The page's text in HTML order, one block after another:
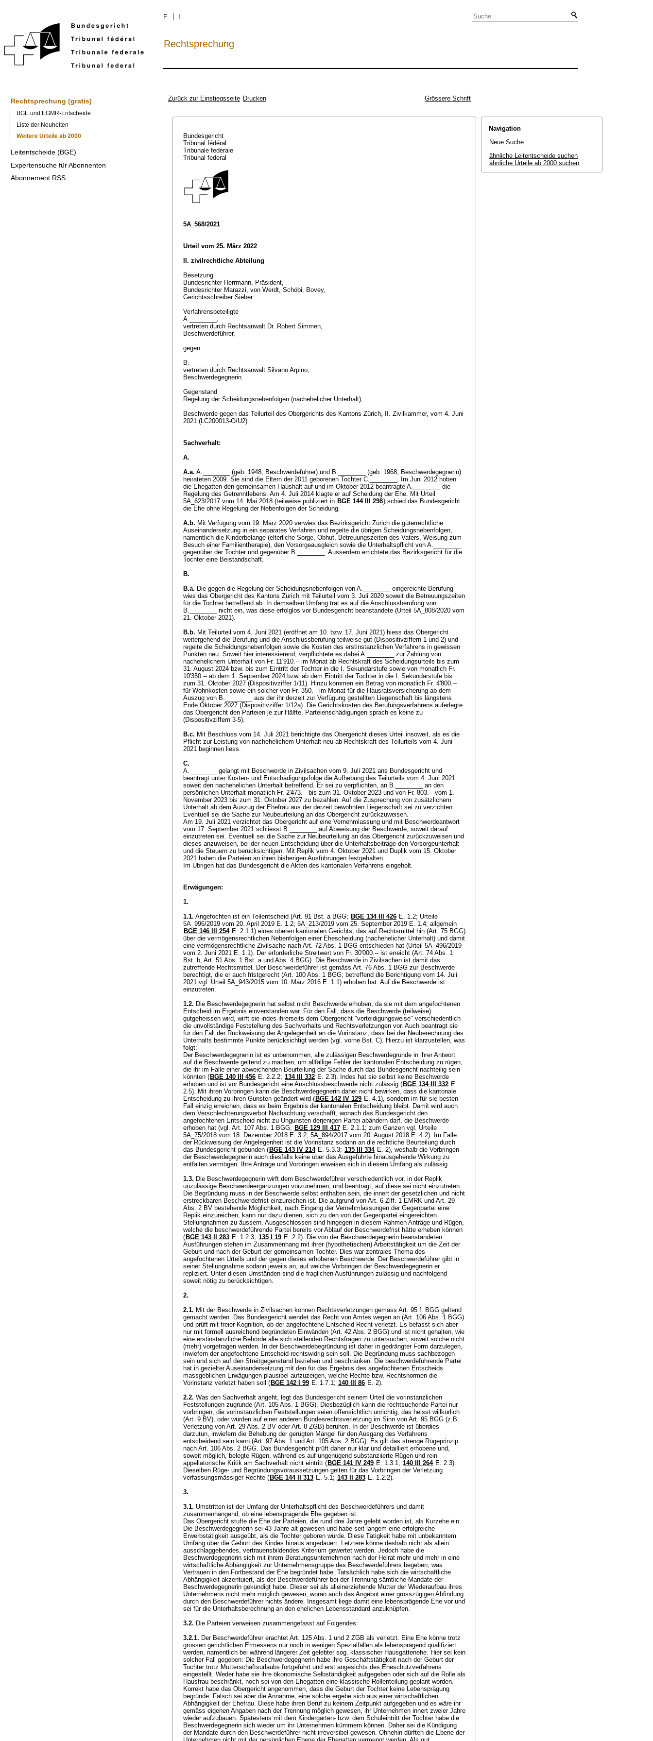
F
Rechtsprechung
Rechtsprechung (gratis)
BGE und EGMR-Entscheide
Liste der Neuheiten
Weitere Urteile ab 2000
Leitentscheide (BGE)
Expertensuche für Abonnenten
Abonnement RSS
Zurück zur Einstiegsseite Drucken Grössere Schrift
Bundesgericht
Tribunal fédéral
Tribunale federale
Tribunal federal
5A_568/2021
Urteil vom 25. März 2022
II. zivilrechtliche Abteilung
Besetzung
Bundesrichter Herrmann, Präsident,
Bundesrichter Marazzi, von Werdt, Schöbi, Bovey,
Gerichtsschreiber Sieber.
Verfahrensbeteiligte
A.________,
vertreten durch Rechtsanwalt Dr. Robert Simmen,
Beschwerdeführer,
gegen
B.________,
vertreten durch Rechtsanwalt Silvano Arpino,
Beschwerdegegnerin.
Gegenstand
Regelung der Scheidungsnebenfolgen (nachehelicher Unterhalt),
Beschwerde gegen das Teilurteil des Obergerichts des Kantons Zürich, II. Zivilkammer, vom 4. Juni
2021 (LC200013-O/U2).
Sachverhalt:
A.
A.a. A.________ (geb. 1948; Beschwerdeführer) und B.________ (geb. 1968; Beschwerdegegnerin)
heirateten 2009. Sie sind die Eltern der 2011 geborenen Tochter C.________. Im Juni 2012 hoben
die Ehegatten den gemeinsamen Haushalt auf und im Oktober 2012 beantragte A.________ die
Regelung des Getrenntlebens. Am 4. Juli 2014 klagte er auf Scheidung der Ehe. Mit Urteil
5A_623/2017 vom 14. Mai 2018 (teilweise publiziert in BGE 144 III 298) schied das Bundesgericht
die Ehe ohne Regelung der Nebenfolgen der Scheidung.
A.b. Mit Verfügung vom 19. März 2020 verwies das Bezirksgericht Zürich die güterrechtliche
Auseinandersetzung in ein separates Verfahren und regelte die übrigen Scheidungsnebenfolgen,
namentlich die Kinderbelange (elterliche Sorge, Obhut, Betreuungszeiten des Vaters, Weisung zum
Besuch einer Familientherapie), den Vorsorgeausgleich sowie die Unterhaltspflicht von A.________
gegenüber der Tochter und gegenüber B.________. Ausserdem errichtete das Bezirksgericht für die
Tochter eine Beistandschaft.
B.
B.a. Die gegen die Regelung der Scheidungsnebenfolgen von A.________ eingereichte Berufung
wies das Obergericht des Kantons Zürich mit Teilurteil vom 3. Juli 2020 soweit die Betreuungszeiten
für die Tochter betreffend ab. In demselben Umfang trat es auf die Anschlussberufung von
B.________ nicht ein, was diese erfolglos vor Bundesgericht beanstandete (Urteil 5A_808/2020 vom
21. Oktober 2021).
B.b. Mit Teilurteil vom 4. Juni 2021 (eröffnet am 10. bzw. 17. Juni 2021) hiess das Obergericht
weitergehend die Berufung und die Anschlussberufung teilweise gut (Dispositivziffern 1 und 2) und
regelte die Scheidungsnebenfolgen sowie die Kosten des erstinstanzlichen Verfahrens in gewissen
Punkten neu. Soweit hier interessierend, verpflichtete es dabei A.________ zur Zahlung von
nachehelichem Unterhalt von Fr. 11'910.-- im Monat ab Rechtskraft des Scheidungsurteils bis zum
31. August 2024 bzw. bis zum Eintritt der Tochter in die I. Sekundarstufe sowie von monatlich Fr.
10'350.-- ab dem 1. September 2024 bzw. ab dem Eintritt der Tochter in die I. Sekundarstufe bis
zum 31. Oktober 2027 (Dispositivziffer 1/11). Hinzu kommen ein Betrag von monatlich Fr. 4'800.--
für Wohnkosten sowie ein solcher von Fr. 350.-- im Monat für die Hausratsversicherung ab dem
Auszug von B.________ aus der ihr derzeit zur Verfügung gestellten Liegenschaft bis längstens
Ende Oktober 2027 (Dispositivziffer 1/12a). Die Gerichtskosten des Berufungsverfahrens auferlegte
das Obergericht den Parteien je zur Hälfte, Parteienschädigungen sprach es keine zu
(Dispositivziffern 3-5).
B.c. Mit Beschluss vom 14. Juli 2021 berichtigte das Obergericht dieses Urteil insoweit, als es die
Pflicht zur Leistung von nachehelichem Unterhalt neu ab Rechtskraft des Teilurteils vom 4. Juni
2021 beginnen liess.
C.
A.________ gelangt mit Beschwerde in Zivilsachen vom 9. Juli 2021 ans Bundesgericht und
beantragt unter Kosten- und Entschädigungsfolge die Aufhebung des Teilurteils vom 4. Juni 2021
soweit den nachehelichen Unterhalt betreffend. Er sei zu verpflichten, an B.________ an den
persönlichen Unterhalt monatlich Fr. 2'473.-- bis zum 31. Oktober 2023 und von Fr. 803.-- vom 1.
November 2023 bis zum 31. Oktober 2027 zu bezahlen. Auf die Zusprechung von zusätzlichem
Unterhalt ab dem Auszug der Ehefrau aus der derzeit bewohnten Liegenschaft sei zu verzichten.
Eventuell sei die Sache zur Neubeurteilung an das Obergericht zurückzuweisen.
Am 19. Juli 2021 verzichtet das Obergericht auf eine Vernehmlassung und mit Beschwerdeantwort
vom 17. September 2021 schliesst B.________ auf Abweisung der Beschwerde, soweit darauf
einzutreten sei. Eventuell sei die Sache zur Neubeurteilung an das Obergericht zurückzuweisen und
dieses anzuweisen, bei der neuen Entscheidung über die Unterhaltsbeiträge den Vorsorgeunterhalt
und die Steuern zu berücksichtigen. Mit Replik vom 4. Oktober 2021 und Duplik vom 15. Oktober
2021 haben die Parteien an ihren bisherigen Ausführungen festgehalten.
Im Übrigen hat das Bundesgericht die Akten des kantonalen Verfahrens eingeholt.
Erwägungen:
1.
1.1. Angefochten ist ein Teilentscheid (Art. 91 Bst. a BGG; BGE 134 III 426 E. 1.2; Urteile
5A_996/2019 vom 20. April 2019 E. 1.2; 5A_213/2019 vom 25. September 2019 E. 1.4; allgemein
BGE 146 III 254 E. 2.1.1) eines oberen kantonalen Gerichts, das auf Rechtsmittel hin (Art. 75 BGG)
über die vermögensrechtlichen Nebenfolgen einer Ehescheidung (nachehelicher Unterhalt) und damit
eine vermögensrechtliche Zivilsache nach Art. 72 Abs. 1 BGG entschieden hat (Urteil 5A_496/2019
vom 2. Juni 2021 E. 1.1). Der erforderliche Streitwert von Fr. 30'000.-- ist erreicht (Art. 74 Abs. 1
Bst. b, Art. 51 Abs. 1 Bst. a und Abs. 4 BGG). Die Beschwerde in Zivilsachen ist damit das
zutreffende Rechtsmittel. Der Beschwerdeführer ist gemäss Art. 76 Abs. 1 BGG zur Beschwerde
berechtigt, die er auch fristgerecht (Art. 100 Abs. 1 BGG; betreffend die Berichtigung vom 14. Juli
2021 vgl. Urteil 5A_943/2015 vom 10. März 2016 E. 1.1) erhoben hat. Auf die Beschwerde ist
einzutreten.
1.2. Die Beschwerdegegnerin hat selbst nicht Beschwerde erhoben, da sie mit dem angefochtenen
Entscheid im Ergebnis einverstanden war. Für den Fall, dass die Beschwerde (teilweise)
gutgeheissen wird, wirft sie indes ihrerseits dem Obergericht "verteidigungsweise" verschiedentlich
die unvollständige Feststellung des Sachverhalts und Rechtsverletzungen vor. Auch beantragt sie
für den Fall der Rückweisung der Angelegenheit an die Vorinstanz, dass bei der Neuberechnung des
Unterhalts bestimmte Punkte berücksichtigt werden (vgl. vorne Bst. C). Hierzu ist klarzustellen, was
folgt:
Der Beschwerdegegnerin ist es unbenommen, alle zulässigen Beschwerdegründe in ihrer Antwort
auf die Beschwerde geltend zu machen, um allfällige Fehler der kantonalen Entscheidung zu rügen,
die ihr im Falle einer abweichenden Beurteilung der Sache durch das Bundesgericht nachteilig sein
könnten ( BGE 140 III 456 E. 2.2.2; 134 III 332 E. 2.3). Indes hat sie selbst keine Beschwerde
erhoben und ist vor Bundesgericht eine Anschlussbeschwerde nicht zulässig ( BGE 134 III 332 E.
2.5). Mit ihren Vorbringen kann die Beschwerdegegnerin daher nicht bewirken, dass die kantonale
Entscheidung zu ihren Gunsten geändert wird ( BGE 142 IV 129 E. 4.1), sondern im für sie besten
Fall einzig erreichen, dass es beim Ergebnis der kantonalen Entscheidung bleibt. Damit wird auch
dem Verschlechterungsverbot Nachachtung verschafft, wonach das Bundesgericht den
angefochtenen Entscheid nicht zu Ungunsten derjenigen Partei abändern darf, die Beschwerde
erhoben hat (vgl. Art. 107 Abs. 1 BGG; BGE 129 III 417 E. 2.1.1; zum Ganzen vgl. Urteile
5A_75/2018 vom 18. Dezember 2018 E. 3.2; 5A_894/2017 vom 20. August 2018 E. 4.2). Im Falle
der Rückweisung der Angelegenheit ist die Vorinstanz sodann an die rechtliche Beurteilung durch
das Bundesgericht gebunden ( BGE 143 IV 214 E. 5.3.3; 135 III 334 E. 2), weshalb die Vorbringen
der Beschwerdegegnerin auch diesfalls keine über das Ausgeführte hinausgehende Wirkung zu
entfalten vermögen. Ihre Anträge und Vorbringen erweisen sich in diesem Umfang als zulässig.
1.3. Die Beschwerdegegnerin wirft dem Beschwerdeführer verschiedentlich vor, in der Replik
unzulässige Beschwerdeergänzungen vorzunehmen, und beantragt, auf diese sei nicht einzutreten.
Die Begründung muss in der Beschwerde selbst enthalten sein, die innert der gesetzlichen und nicht
erstreckbaren Beschwerdefrist einzureichen ist. Die aufgrund von Art. 6 Ziff. 1 EMRK und Art. 29
Abs. 2 BV bestehende Möglichkeit, nach Eingang der Vernehmlassungen der Gegenpartei eine
Replik einzureichen, kann nur dazu dienen, sich zu den von der Gegenpartei eingereichten
Stellungnahmen zu äussern. Ausgeschlossen sind hingegen in diesem Rahmen Anträge und Rügen,
welche die beschwerdeführende Partei bereits vor Ablauf der Beschwerdefrist hätte erheben können
( BGE 143 II 283 E. 1.2.3; 135 I 19 E. 2.2). Die von der Beschwerdegegnerin beanstandeten
Ausführungen stehen im Zusammenhang mit ihrer (hypothetischen) Arbeitstätigkeit um die Zeit der
Geburt und nach der Geburt der gemeinsamen Tochter. Dies war zentrales Thema des
angefochtenen Urteils und der gegen dieses erhobenen Beschwerde. Der Beschwerdeführer gibt in
seiner Stellungnahme sodann jeweils an, auf welche Vorbringen der Beschwerdegegnerin er
repliziert. Unter diesen Umständen sind die fraglichen Ausführungen zulässig und nachfolgend
soweit nötig zu berücksichtigen.
2.
2.1. Mit der Beschwerde in Zivilsachen können Rechtsverletzungen gemäss Art. 95 f. BGG geltend
gemacht werden. Das Bundesgericht wendet das Recht von Amtes wegen an (Art. 106 Abs. 1 BGG)
und prüft mit freier Kognition, ob der angefochtene Entscheid Recht verletzt. Es befasst sich aber
nur mit formell ausreichend begründeten Einwänden (Art. 42 Abs. 2 BGG) und ist nicht gehalten, wie
eine erstinstanzliche Behörde alle sich stellenden Rechtsfragen zu untersuchen, soweit solche nicht
(mehr) vorgetragen werden. In der Beschwerdebegründung ist daher in gedrängter Form darzulegen,
inwiefern der angefochtene Entscheid rechtswidrig sein soll. Die Begründung muss sachbezogen
sein und sich auf den Streitgegenstand beziehen und beschränken. Die beschwerdeführende Partei
hat in gezielter Auseinandersetzung mit den für das Ergebnis des angefochtenen Entscheids
massgeblichen Erwägungen plausibel aufzuzeigen, welche Rechte bzw. Rechtsnormen die
Vorinstanz verletzt haben soll ( BGE 142 I 99 E. 1.7.1; 140 III 86 E. 2).
2.2. Was den Sachverhalt angeht, legt das Bundesgericht seinem Urteil die vorinstanzlichen
Feststellungen zugrunde (Art. 105 Abs. 1 BGG). Diesbezüglich kann die rechtsuchende Partei nur
vorbringen, die vorinstanzlichen Feststellungen seien offensichtlich unrichtig, das heisst willkürlich
(Art. 9 BV), oder würden auf einer anderen Bundesrechtsverletzung im Sinn von Art. 95 BGG (z.B.
Verletzung von Art. 29 Abs. 2 BV oderArt. 8 ZGB) beruhen. In der Beschwerde ist überdies
darzutun, inwiefern die Behebung der gerügten Mängel für den Ausgang des Verfahrens
entscheidend sein kann (Art. 97 Abs. 1 und Art. 105 Abs. 2 BGG). Es gilt das strenge Rügeprinzip
nach Art. 106 Abs. 2 BGG. Das Bundesgericht prüft daher nur klar und detailliert erhobene und,
soweit möglich, belegte Rügen, während es auf ungenügend substanziierte Rügen und rein
appellatorische Kritik am Sachverhalt nicht eintritt ( BGE 141 IV 249 E. 1.3.1; 140 III 264 E. 2.3).
Dieselben Rüge- und Begründungsvoraussetzungen gelten für das Vorbringen der Verletzung
verfassungsmässiger Rechte ( BGE 144 II 313 E. 5.1; 143 II 283 E. 1.2.2).
3.
3.1. Umstritten ist der Umfang der Unterhaltspflicht des Beschwerdeführers und damit
zusammenhängend, ob eine lebensprägende Ehe gegeben ist.
Das Obergericht stufte die Ehe der Parteien, die rund drei Jahre gelebt worden ist, als Kurzehe ein.
Die Beschwerdegegnerin sei 43 Jahre alt gewesen und habe seit langem eine erfolgreiche
Erwerbstätigkeit ausgeübt, als die Tochter geboren wurde. Diese Tätigkeit habe mit unbekanntem
Umfang über die Geburt des Kindes hinaus angedauert. Letztere könne deshalb nicht als allein
ausschlaggebendes, vertrauensbildendes Kriterium gewertet werden. Jedoch habe die
Beschwerdegegnerin sich mit ihrem Beratungsunternehmen nach der Heirat mehr und mehr in eine
wirtschaftliche Abhängigkeit zur Unternehmensgruppe des Beschwerdeführers begeben, was
Vertrauen in den Fortbestand der Ehe begründet habe. Tatsächlich habe sich die wirtschaftliche
Abhängigkeit akzentuiert, als der Beschwerdeführer bei der Trennung sämtliche Mandate der
Beschwerdegegnerin gekündigt habe. Dieser sei als alleinerziehende Mutter der Wiederaufbau ihres
Unternehmens nicht mehr möglich gewesen, woran auch das Angebot einer grosszügigen Abfindung
durch den Beschwerdeführer nichts ändere. Insgesamt liege damit eine lebensprägende Ehe vor und
sei für die Unterhaltsberechnung an den ehelichen Lebensstandard anzuknüpfen.
3.2. Die Parteien verweisen zusammengefasst auf Folgendes:
3.2.1. Der Beschwerdeführer erachtet Art. 125 Abs. 1 und 2 ZGB als verletzt. Eine Ehe könne trotz
grossen gerichtlichen Ermessens nur noch in wenigen Spezialfällen als lebensprägend qualifiziert
werden, namentlich bei während längerer Zeit gelebter sog. klassischer Hausgattenehe. Hier sei kein
solcher Fall gegeben: Die Beschwerdegegnerin habe ihre Geschäftstätigkeit nach der Geburt der
Tochter trotz Mutterschaftsurlaubs fortgeführt und erst angesichts des Eheschutzverfahrens
eingestellt. Weder habe sie ihre ökonomische Selbständigkeit aufgegeben oder sich auf die Rolle als
Hausfrau beschränkt, noch sei von den Ehegatten eine klassische Rollenteilung geplant worden.
Korrekt habe das Obergericht angenommen, dass die Geburt der Tochter keine Lebensprägung
begründe. Falsch sei aber die Annahme, eine solche ergebe sich aus einer wirtschaftlichen
Abhängigkeit der Ehefrau. Diese habe ihren Beruf zu keinem Zeitpunkt aufgegeben und es wäre ihr
gemäss eigenen Angaben nach der Trennung möglich gewesen, ihr Unternehmen innert zweier Jahre
wieder aufzubauen. Spätestens mit dem Kindergarten- bzw. dem Schuleintritt der Tochter habe die
Beschwerdegegnerin sich wieder um ihr Unternehmen kümmern können. Daher sei die Kündigung
der Mandate durch den Beschwerdeführer nicht irreversibel gewesen. Ohnehin dürften die Ebene der
Navigation
Neue Suche
ähnliche Leitentscheide suchen
ähnliche Urteile ab 2000 suchen